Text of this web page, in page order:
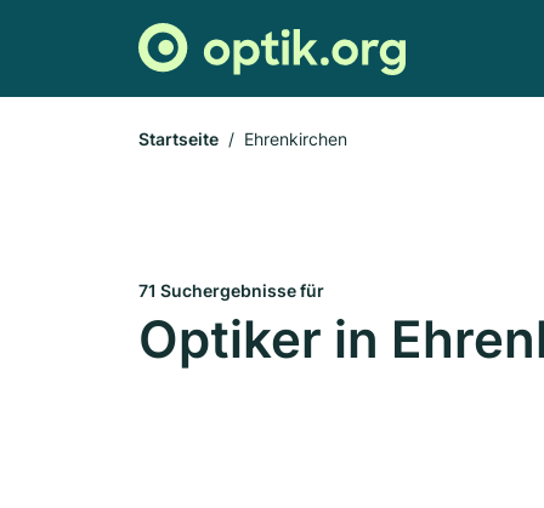
Startseite Ehrenkirchen
71 Suchergebnisse für
Optiker in